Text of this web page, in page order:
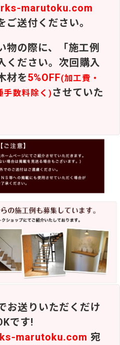
marutoku.com
ご送付ください。
物の際に、「施工例
ください。次回購入
材を5%OFF(加工費・
手数料除く) させていた
お送りいただくだけ
です!
marutoku.com 宛